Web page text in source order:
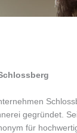
gegründet.
für